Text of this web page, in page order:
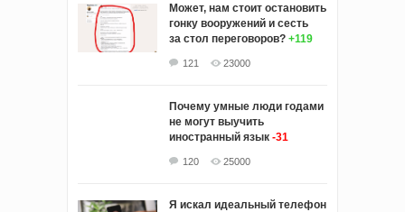
Может, нам стоит остановить
гонку вооружений и сесть
за стол переговоров? +119
121 23000
Почему умные люди годами
не могут выучить
иностранный язык -31
120 25000
Я искал идеальный телефон